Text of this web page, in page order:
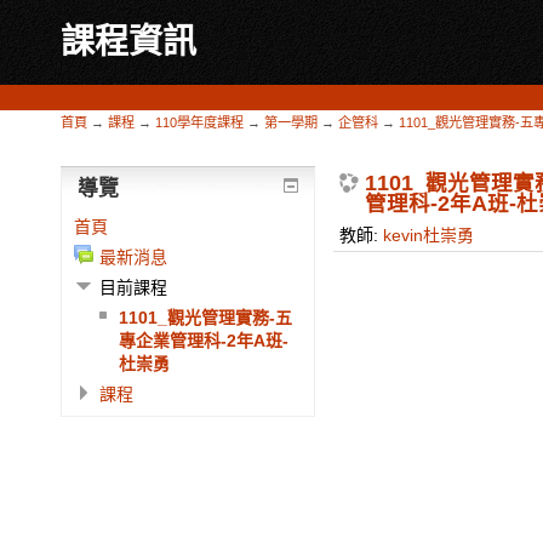
課程資訊
首頁 → 課程 → 110學年度課程 → 第一學期 → 企管科 → 1101_觀光管理實務-五
1101_觀光管理實
管理科-2年A班-杜
教師: kevin杜崇勇
導覽
首頁
最新消息
目前課程
1101_觀光管理實務-五
專企業管理科-2年A班-
杜崇勇
課程